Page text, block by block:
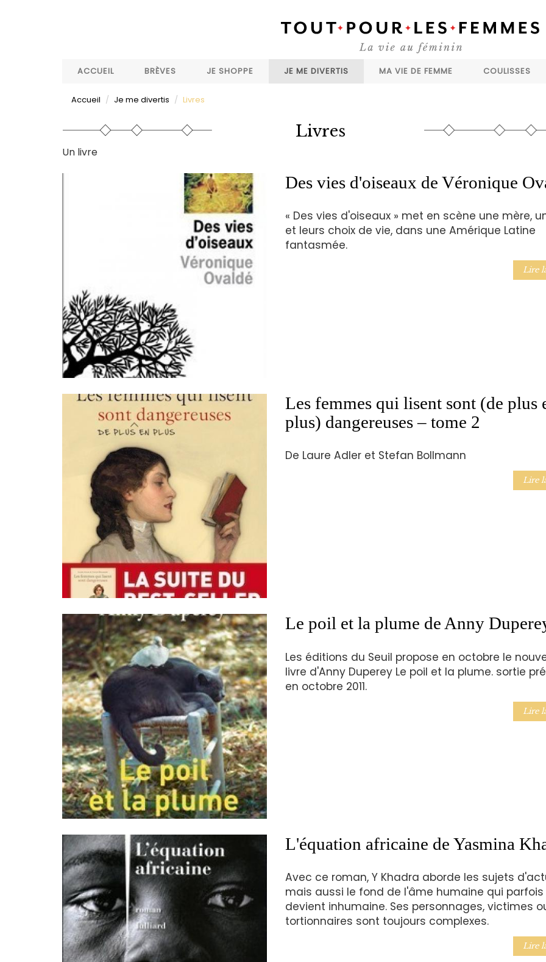
ACCUEIL
BRÈVES JE SHOPPE JE ME DIVERTIS MA VIE DE FEMME COULISSES
Accueil Je me divertis Livres
Livres
Un livre
Des vies d'oiseaux de Véronique
« Des vies d'oiseaux » met en scène une mère,
et leurs choix de vie, dans une Amérique Latine
fantasmée.
Lire
Les femmes qui lisent sont (de plus
plus) dangereuses – tome 2
De Laure Adler et Stefan Bollmann
Lire
Le poil et la plume de Anny
Les éditions du Seuil propose en octobre le
livre d'Anny Duperey Le poil et la plume. sortie
en octobre 2011.
Lire
L'équation africaine de Yasmina
Avec ce roman, Y Khadra aborde les sujets
mais aussi le fond de l'âme humaine qui parfois
devient inhumaine. Ses personnages, victimes
tortionnaires sont toujours complexes.
Lire